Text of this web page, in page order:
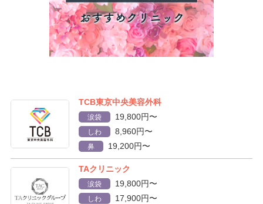
TCB東京中央美容外科
涙袋 19,800円〜
しわ 8,960円〜
鼻 19,200円〜
TAクリニック
涙袋 19,800円〜
しわ 17,900円〜